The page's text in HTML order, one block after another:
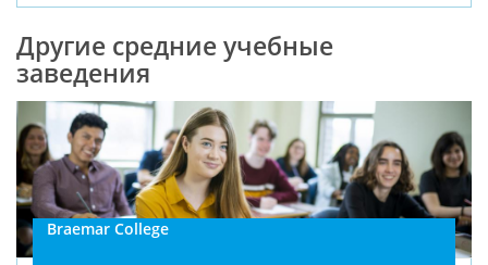
Другие средние учебные
заведения
Braemar College